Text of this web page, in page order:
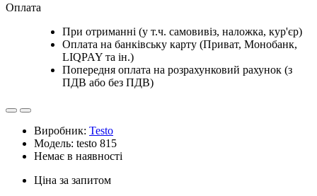
Оплата
При отриманні (у т.ч. самовивіз, наложка, кур'єр)
Оплата на банківську карту (Приват, Монобанк,
LIQPAY та ін.)
Попередня оплата на розрахунковий рахунок (з
ПДВ або без ПДВ)
Виробник: Testo
Модель: testo 815
Немає в наявності
Ціна за запитом